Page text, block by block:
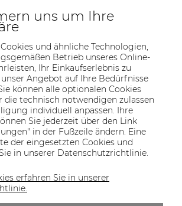
INFORMATIONEN
KONTAKT
uns um Ihre
und ähnliche Technologien,
Betrieb unseres Online-
Ihr Einkaufserlebnis zu
Angebot auf Ihre Bedürfnisse
können alle optionalen Cookies
die technisch notwendigen zulassen
individuell anpassen. Ihre
Sie jederzeit über den Link
in der Fußzeile ändern. Eine
der eingesetzten Cookies und
in unserer Datenschutzrichtlinie.
erfahren Sie in unserer